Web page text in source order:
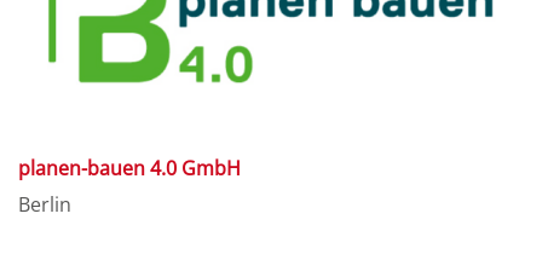
planen-bauen 4.0 GmbH
Berlin